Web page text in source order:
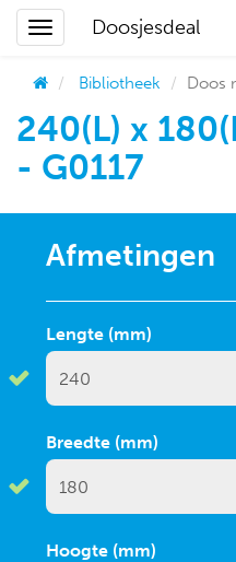
Doosjesdeal
Bibliotheek Doos
240(L) x
- G0117
Afmetingen
Lengte (mm)
Breedte (mm)
Hoogte (mm)